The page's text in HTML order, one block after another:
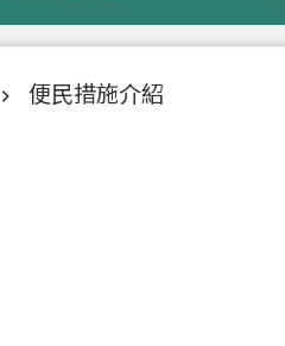
便民措施介紹